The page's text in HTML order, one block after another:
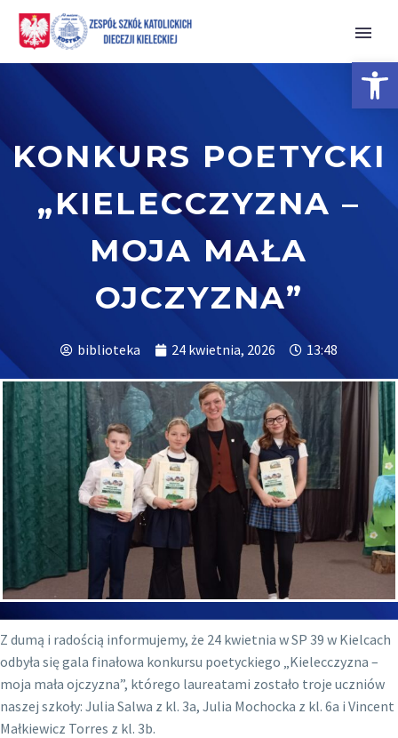
KONKURS POETYCKI
„KIELECCZYZNA –
MOJA MAŁA
OJCZYZNA”
biblioteka 24 kwietnia, 2026 13:48
Z dumą i radością informujemy, że 24 kwietnia w SP 39 w Kielcach
odbyła się gala finałowa konkursu poetyckiego „Kielecczyzna –
moja mała ojczyzna”, którego laureatami zostało troje uczniów
naszej szkoły: Julia Salwa z kl. 3a, Julia Mochocka z kl. 6a i Vincent
Małkiewicz Torres z kl. 3b.